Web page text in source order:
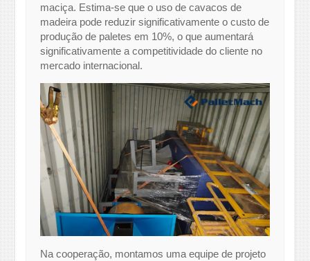
maciça. Estima-se que o uso de cavacos de
madeira pode reduzir significativamente o custo de
produção de paletes em 10%, o que aumentará
significativamente a competitividade do cliente no
mercado internacional.
Na cooperação, montamos uma equipe de projeto